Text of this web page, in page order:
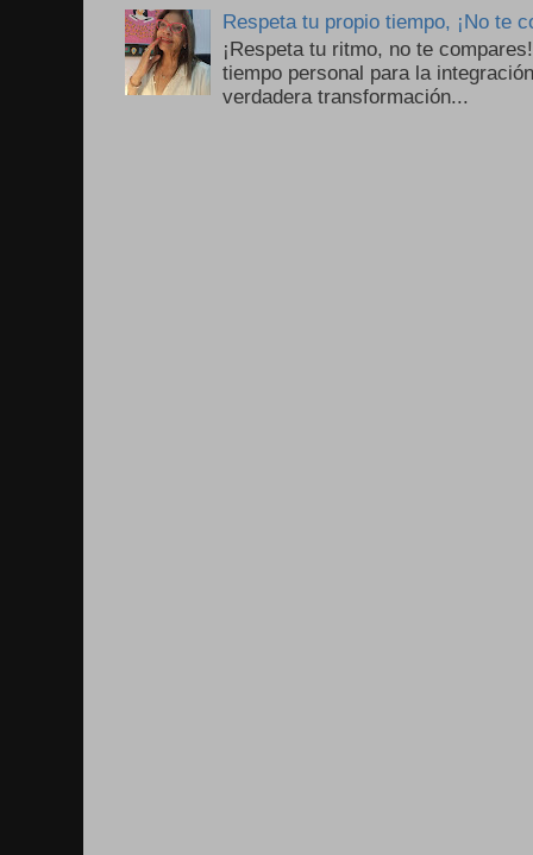
Respeta tu propio tiempo, ¡No te
¡Respeta tu ritmo, no te
tiempo personal para la
verdadera transformación...